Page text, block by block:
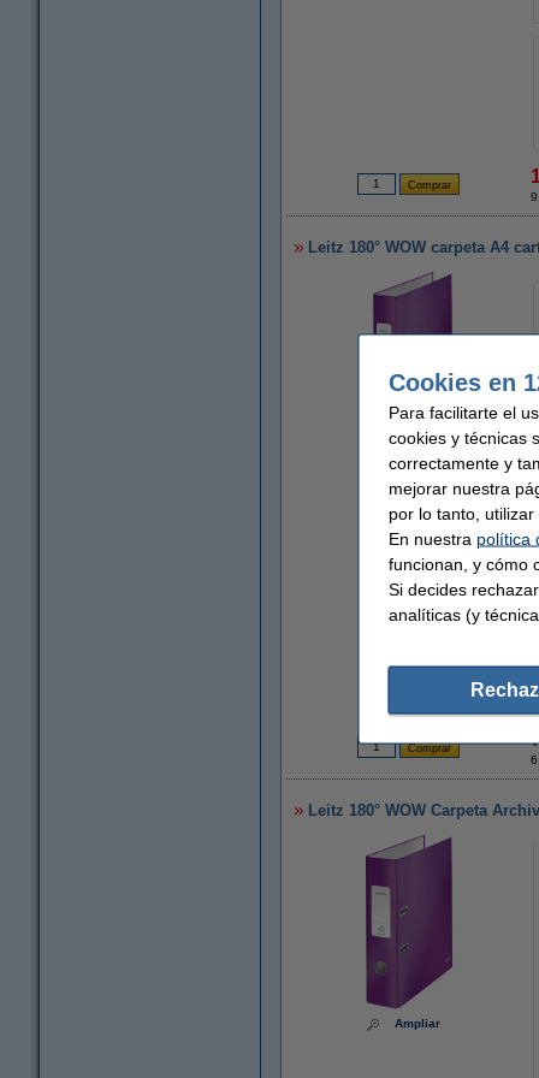
Leitz 180° WOW carpeta A4
Ampliar
Leitz 180° WOW Carpeta
Ampliar
Cookies en
Para facilitarte el
cookies y técnicas
correctamente y
mejorar nuestra
por lo tanto,
En nuestra política
funcionan, y cómo
Si decides
analíticas (y